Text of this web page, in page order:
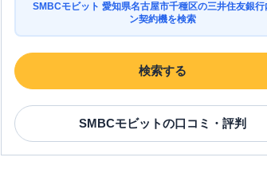
SMBCモビット 愛知県名古屋市千種区の三井住友銀行
ン契約機を検索
検索する
SMBCモビットの口コミ・評判